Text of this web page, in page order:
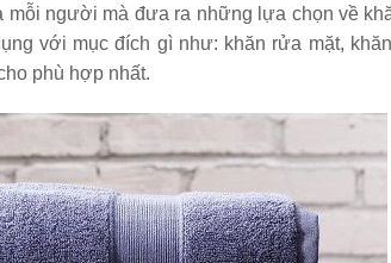
người mà đưa ra những lựa chọn về
với mục đích gì như: khăn rửa mặt,
phù hợp nhất.